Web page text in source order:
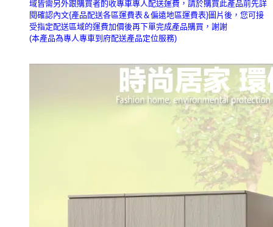
域皆需另外跟購買者酌收專車專人配送運費，請於購買此產品前先詳
閱確認內文{產品配送各區運費表＆偏遠地區運費表}圖片後，您可接
受指定配送區域的運費加價後再下單完成產品購買，謝謝
(本產品為專人專車到府配送產品定位服務)